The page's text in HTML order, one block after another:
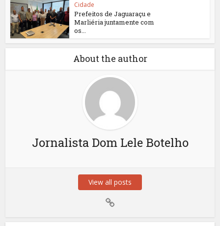
Cidade
Prefeitos de Jaguaraçu e
Marliéria juntamente com
os...
About the author
Jornalista Dom Lele Botelho
View all posts